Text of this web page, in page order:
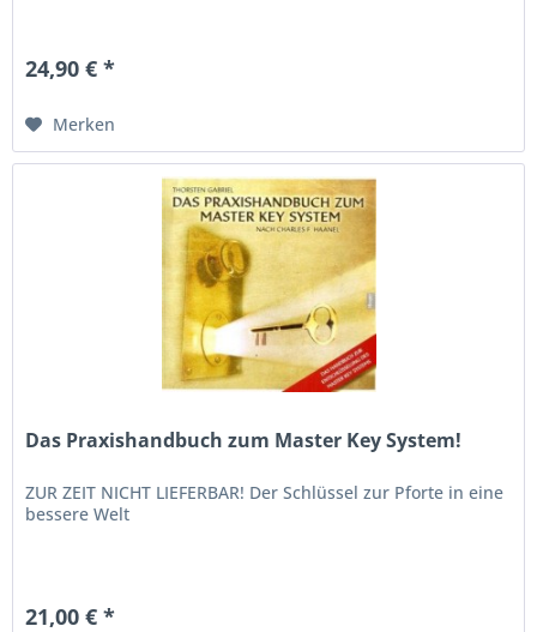
24,90 € *
Merken
Das Praxishandbuch zum Master Key System!
ZUR ZEIT NICHT LIEFERBAR! Der Schlüssel zur Pforte in eine
bessere Welt
21,00 € *